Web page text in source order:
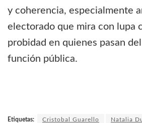
y coherencia, especialmente
electorado que mira con lupa
probidad en quienes pasan
función pública.
Etiquetas: Cristobal Guarello Natalia